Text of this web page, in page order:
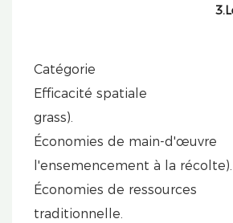
Catégorie
Efficacité spatiale 3-8x
grass).
Économies de main-
l'ensemencement à la récolte).
Économies de ressources
traditionnelle.